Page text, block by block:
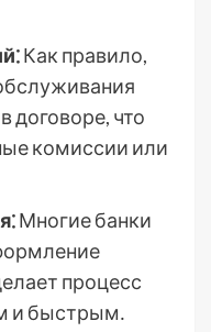
Как правило,
договоре, что
комиссии или
Многие банки
процесс
и быстрым․